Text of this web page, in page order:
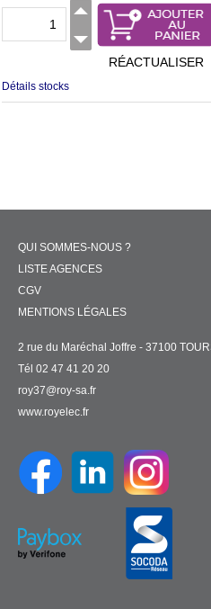
RÉACTUALISER
Détails stocks
QUI SOMMES-NOUS ?
LISTE AGENCES
CGV
MENTIONS LÉGALES
2 rue du Maréchal Joffre - 37100
Tél 02 47 41 20 20
roy37@roy-sa.fr
www.royelec.fr